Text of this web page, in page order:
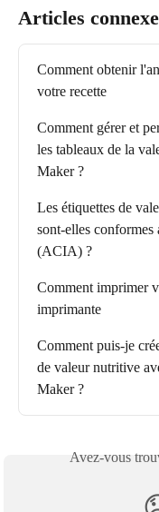
Articles
Comment obtenir
votre recette
Comment gérer et
les tableaux de la
Maker ?
Les étiquettes de
sont-elles conformes
(ACIA) ?
Comment imprimer
imprimante
Comment puis-je
de valeur nutritive
Maker ?
Avez-vous